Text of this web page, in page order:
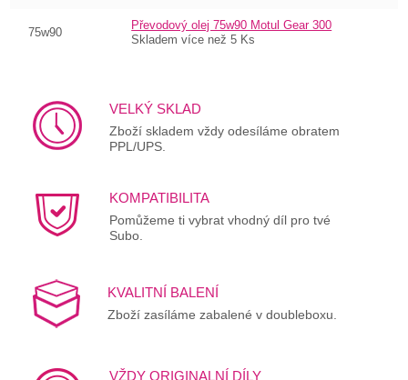
75w90
Převodový olej 75w90 Motul Gear 300
Skladem více než 5 Ks
VELKÝ SKLAD
Zboží skladem vždy odesíláme obratem
PPL/UPS.
KOMPATIBILITA
Pomůžeme ti vybrat vhodný díl pro tvé
Subo.
KVALITNÍ BALENÍ
Zboží zasíláme zabalené v doubleboxu.
VŽDY ORIGINALNÍ DÍLY